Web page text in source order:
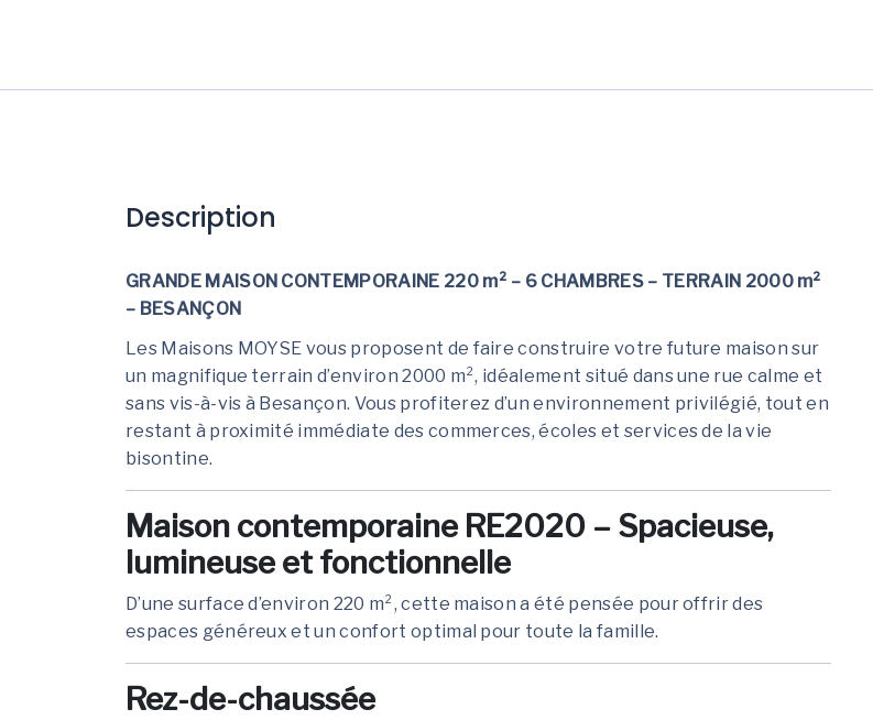
Description
GRANDE MAISON CONTEMPORAINE 220 m² – 6 CHAMBRES – TERRAIN 2000 m²
– BESANÇON
Les Maisons MOYSE vous proposent de faire construire votre future maison sur
un magnifique terrain d’environ 2000 m², idéalement situé dans une rue calme et
sans vis-à-vis à Besançon. Vous profiterez d’un environnement privilégié, tout en
restant à proximité immédiate des commerces, écoles et services de la vie
bisontine.
Maison contemporaine RE2020 – Spacieuse,
lumineuse et fonctionnelle
D’une surface d’environ 220 m², cette maison a été pensée pour offrir des
espaces généreux et un confort optimal pour toute la famille.
Rez-de-chaussée